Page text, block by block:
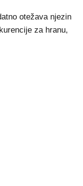
otežava njezin
za hranu,